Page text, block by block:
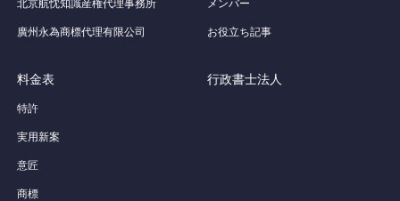
北京航忱知識産権代理事務所
廣州永為商標代理有限公司
メンバー
お役立ち記事
料金表
特許
実用新案
意匠
商標
行政書士法人